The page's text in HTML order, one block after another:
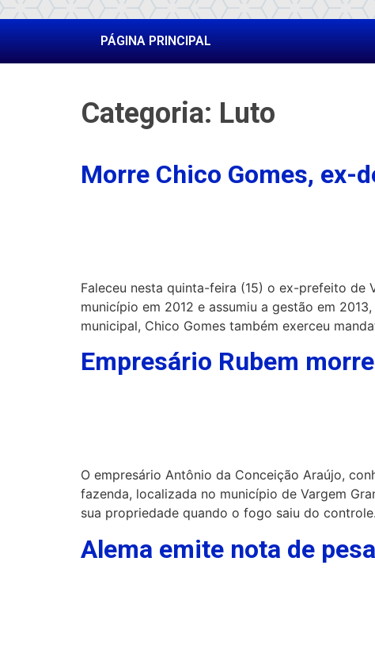
PÁGINA PRINCIPAL
Categoria: Luto
Morre Chico Gomes, ex-
Faleceu nesta quinta-feira (15) o ex-prefeito de
município em 2012 e assumiu a gestão em
municipal, Chico Gomes também exerceu
Empresário Rubem
O empresário Antônio da Conceição Araújo,
fazenda, localizada no município de Vargem
sua propriedade quando o fogo saiu do
Alema emite nota de